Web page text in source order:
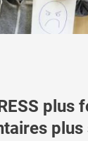
plus
plus